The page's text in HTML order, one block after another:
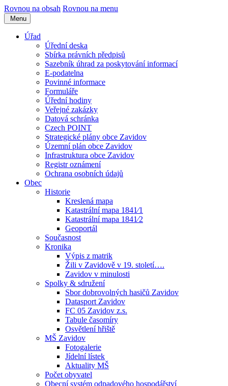
Rovnou na obsah Rovnou na menu
Menu
Úřad
Úřední deska
Sbírka právních předpisů
Sazebník úhrad za poskytování informací
E-podatelna
Povinné informace
Formuláře
Úřední hodiny
Veřejné zakázky
Datová schránka
Czech POINT
Strategické plány obce Zavidov
Územní plán obce Zavidov
Infrastruktura obce Zavidov
Registr oznámení
Ochrana osobních údajů
Obec
Historie
Kreslená mapa
Katastrální mapa 1841⁄1
Katastrální mapa 1841⁄2
Geoportál
Současnost
Kronika
Výpis z matrik
Žili v Zavidově v 19. století….
Zavidov v minulosti
Spolky & sdružení
Sbor dobrovolných hasičů Zavidov
Datasport Zavidov
FC 05 Zavidov z.s.
Tabule časomíry
Osvětlení hřiště
MŠ Zavidov
Fotogalerie
Jídelní lístek
Aktuality MŠ
Počet obyvatel
Obecní systém odpadového hospodářství